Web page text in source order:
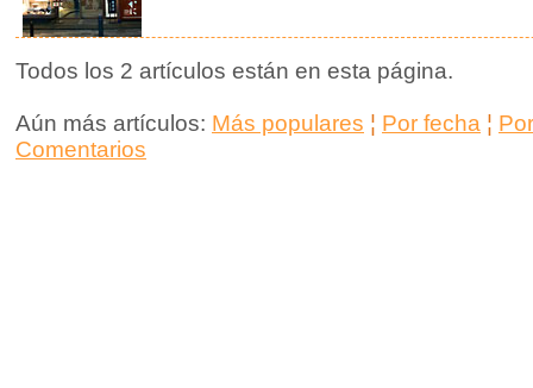
Todos los 2 artículos están en esta página.
Aún más artículos: Más populares ¦ Por fecha ¦
Comentarios